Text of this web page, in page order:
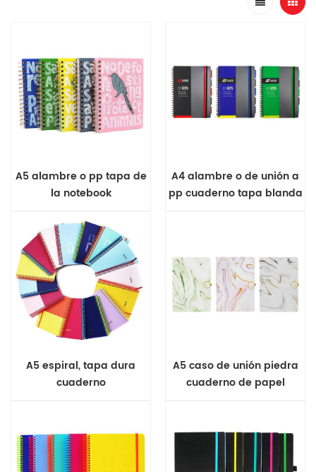
A5 alambre o pp tapa de
la notebook
A4 alambre o de unión a
pp cuaderno tapa blanda
A5 espiral, tapa dura
cuaderno
A5 caso de unión piedra
cuaderno de papel